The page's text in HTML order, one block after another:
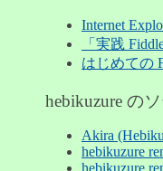
Internet
「実践
はじめての
hebikuzure の
Akira
hebikuzure